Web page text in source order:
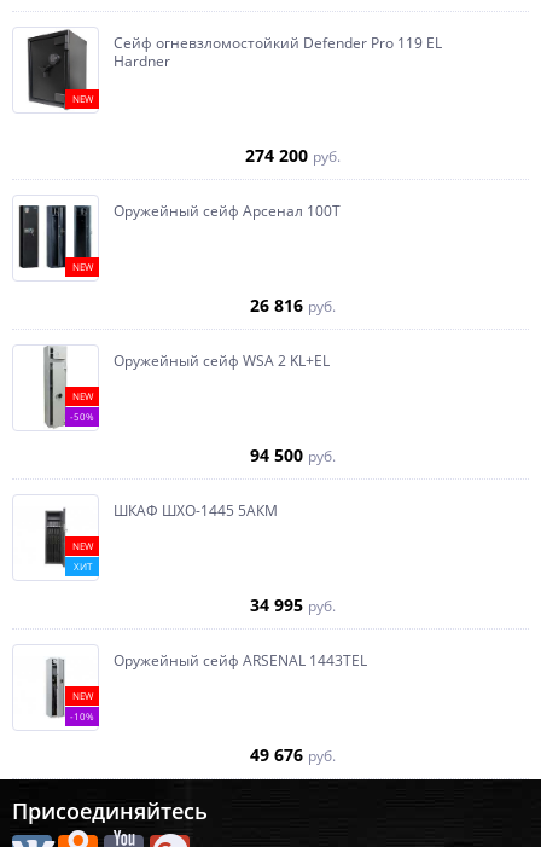
NEW
Сейф огневзломостойкий Defender Pro 119 EL
Hardner
274 200 руб.
NEW
Оружейный сейф Арсенал 100Т
26 816 руб.
NEW
-50%
Оружейный сейф WSA 2 KL+EL
94 500 руб.
NEW
ХИТ
ШКАФ ШХО-1445 5АКМ
34 995 руб.
NEW
-10%
Оружейный сейф ARSENAL 1443ТEL
49 676 руб.
Присоединяйтесь